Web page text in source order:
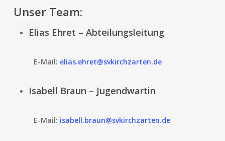
Unser Team:
Elias Ehret – Abteilungsleitung
E-Mail: elias.ehret@svkirchzarten.de
Isabell Braun – Jugendwartin
E-Mail: isabell.braun@svkirchzarten.de